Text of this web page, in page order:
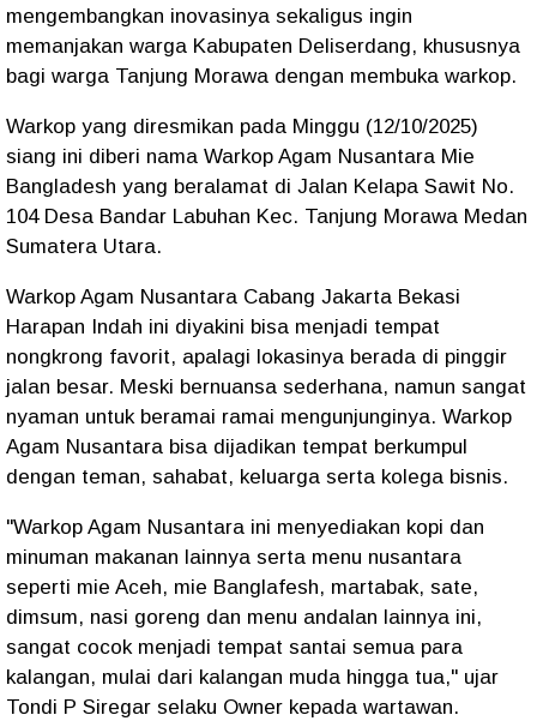
mengembangkan inovasinya sekaligus ingin
memanjakan warga Kabupaten Deliserdang, khususnya
bagi warga Tanjung Morawa dengan membuka warkop.
Warkop yang diresmikan pada Minggu (12/10/2025)
siang ini diberi nama Warkop Agam Nusantara Mie
Bangladesh yang beralamat di Jalan Kelapa Sawit No.
104 Desa Bandar Labuhan Kec. Tanjung Morawa Medan
Sumatera Utara.
Warkop Agam Nusantara Cabang Jakarta Bekasi
Harapan Indah ini diyakini bisa menjadi tempat
nongkrong favorit, apalagi lokasinya berada di pinggir
jalan besar. Meski bernuansa sederhana, namun sangat
nyaman untuk beramai ramai mengunjunginya. Warkop
Agam Nusantara bisa dijadikan tempat berkumpul
dengan teman, sahabat, keluarga serta kolega bisnis.
"Warkop Agam Nusantara ini menyediakan kopi dan
minuman makanan lainnya serta menu nusantara
seperti mie Aceh, mie Banglafesh, martabak, sate,
dimsum, nasi goreng dan menu andalan lainnya ini,
sangat cocok menjadi tempat santai semua para
kalangan, mulai dari kalangan muda hingga tua," ujar
Tondi P Siregar selaku Owner kepada wartawan.